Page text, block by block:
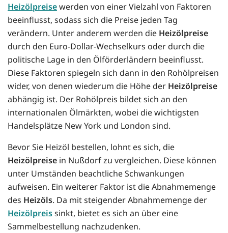
Heizölpreisewerden von einer Vielzahl von Faktoren
beeinflusst, sodass sich die Preise jeden Tag
verändern. Unter anderem werden die Heizölpreise
durch den Euro-Dollar-Wechselkurs oder durch die
politische Lage in den Ölförderländern beeinflusst.
Diese Faktoren spiegeln sich dann in den Rohölpreisen
wider, von denen wiederum die Höhe der Heizölpreise
abhängig ist. Der Rohölpreis bildet sich an den
internationalen Ölmärkten, wobei die wichtigsten
Handelsplätze New York und London sind.
Bevor Sie Heizöl bestellen, lohnt es sich, die
Heizölpreise in Nußdorf zu vergleichen. Diese können
unter Umständen beachtliche Schwankungen
aufweisen. Ein weiterer Faktor ist die Abnahmemenge
des Heizöls. Da mit steigender Abnahmemenge der
Heizölpreissinkt, bietet es sich an über eine
Sammelbestellung nachzudenken.